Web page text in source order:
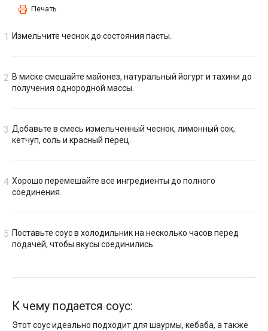
Печать
Измельчите чеснок до состояния пасты.
В миске смешайте майонез, натуральный йогурт и тахини до
получения однородной массы.
Добавьте в смесь измельченный чеснок, лимонный сок,
кетчуп, соль и красный перец.
Хорошо перемешайте все ингредиенты до полного
соединения.
Поставьте соус в холодильник на несколько часов перед
подачей, чтобы вкусы соединились.
К чему подается соус:
Этот соус идеально подходит для шаурмы, кебаба, а также